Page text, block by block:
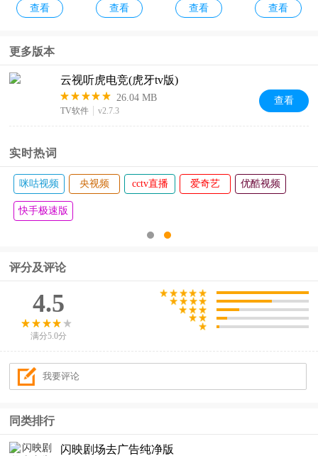
育App
查看
查看
pp
查看
版App
查看
更多版本
云视听虎电竞(虎牙tv版)
26.04 MB
TV软件 v2.7.3
查看
实时热词
咪咕视频 央视频 cctv直播 爱奇艺 优酷视频
快手极速版
评分及评论
4.5
满分5.0分
同类排行
闪映剧场去广告纯净版